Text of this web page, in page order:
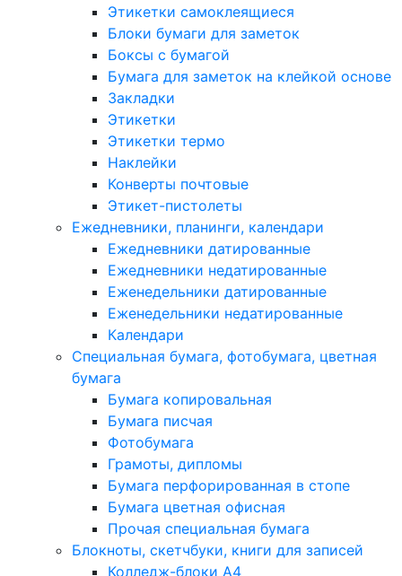
Этикетки самоклеящиеся
Блоки бумаги для заметок
Боксы с бумагой
Бумага для заметок на клейкой основе
Закладки
Этикетки
Этикетки термо
Наклейки
Конверты почтовые
Этикет-пистолеты
Ежедневники, планинги, календари
Ежедневники датированные
Ежедневники недатированные
Еженедельники датированные
Еженедельники недатированные
Календари
Специальная бумага, фотобумага, цветная
бумага
Бумага копировальная
Бумага писчая
Фотобумага
Грамоты, дипломы
Бумага перфорированная в стопе
Бумага цветная офисная
Прочая специальная бумага
Блокноты, скетчбуки, книги для записей
Колледж-блоки А4